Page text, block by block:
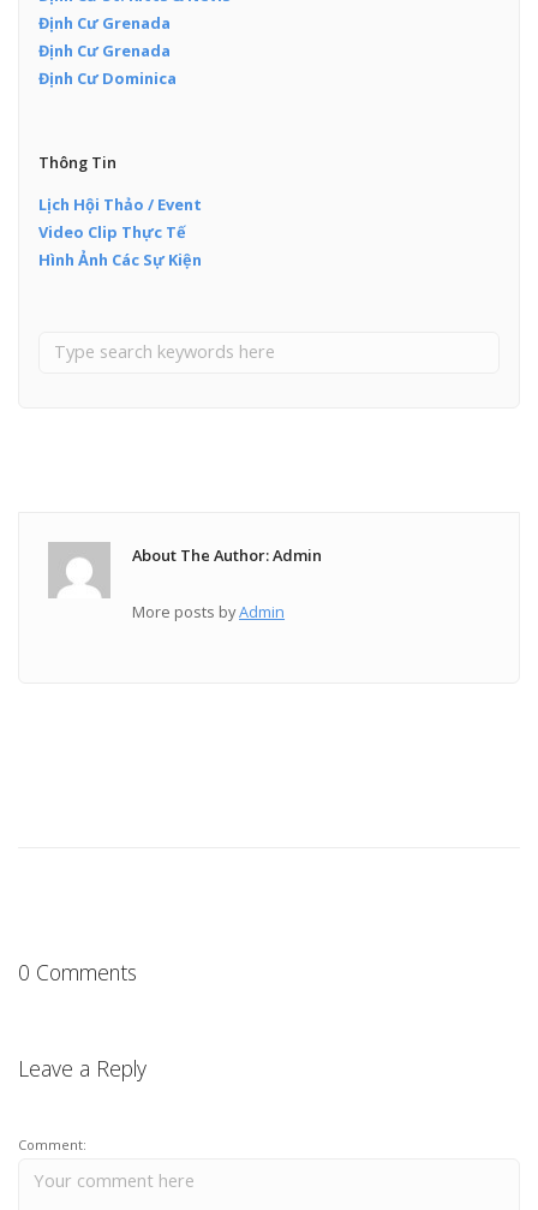
Định Cư Grenada
Định Cư Grenada
Định Cư Dominica
Thông Tin
Lịch Hội Thảo / Event
Video Clip Thực Tế
Hình Ảnh Các Sự Kiện
About The Author: Admin
More posts byAdmin
0 Comments
Leave a Reply
Comment: